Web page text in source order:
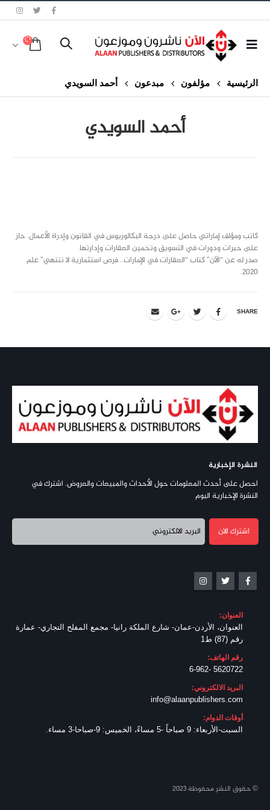
الرئيسية مؤلفون مبدعون أحمد السويدي
أحمد السويدي
كاتب ومؤلف إماراتي حاصل على درجة البكالوريوس في القانون وإدراة الأعمال. حاز
على خبرات ودورات في التسويق وتخمين العقارات وإدارتها.
صدر له عن “الآن” كتاب “العقارات في الإمارات.. فرص استثمارية لا تنتهي” علم
2020.
SHARE
النشرة الإخبارية
احصل على أحدث المعلومات حول الأحداث والمبيعات والعروض. اشترك في
النشرة الإخبارية اليوم
العنوان:
العنوان، الأردن-عمان- شارع الملكة رانيا- مجمع المفلح التجاري- عمارة
رقم (87) ط1
رقم الهاتف:
5620722 -6-962
البريد الالكتروني:
info@alaanpublishers.com
أوقات الدوام:
السبت-الأربعاء: 9 صباحاً -5 مساءً، الخميس: 9-صباحا-3 مساء.
© حقوق النشر محفوظة 2023